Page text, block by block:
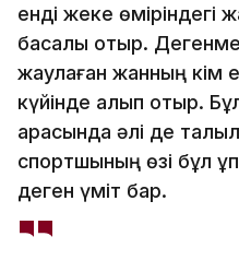
енді жеке өміріндегі
басқалы отыр.
жаулаған жанның кім
күйінде қалып отыр.
арасында әлі де
спортшының өзі бұл
деген үміт бар.